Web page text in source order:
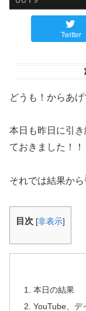
Twitter
どうも！からあげ
本日も昨日に引
ておきました！
それでは結果から
目次 [非表示]
本日の結果
YouTube、デ